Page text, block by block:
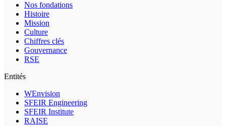
Nos fondations
Histoire
Mission
Culture
Chiffres clés
Gouvernance
RSE
Entités
WEnvision
SFEIR Engineering
SFEIR Institute
RAISE